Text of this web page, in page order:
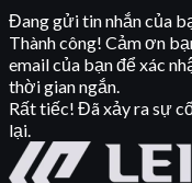
Đang gửi tin nhắn của
Thành công! Cảm ơn
email của bạn để xác
thời gian ngắn.
Rất tiếc! Đã xảy ra sự
lại.